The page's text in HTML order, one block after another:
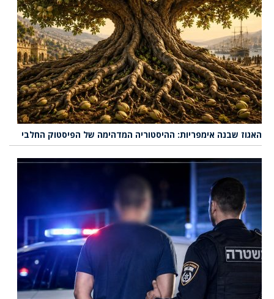
האגוז שבנה אימפריות: ההיסטוריה המדהימה של הפיסטוק החלבי